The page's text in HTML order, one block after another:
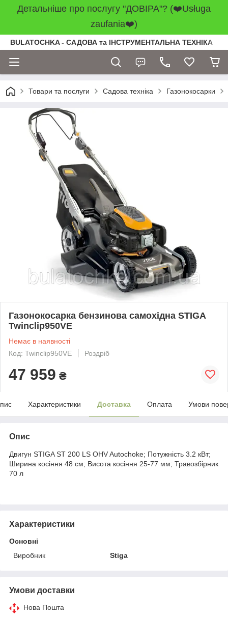
Детальніше про послугу "ДОВІРА"? (❤️Usługa
zaufania❤️)
BULATOCHKA - САДОВА та ІНСТРУМЕНТАЛЬНА ТЕХНІКА
Товари та послуги Садова техніка Газонокосарки
Газонокосарка бензинова самохідна STIGA
Twinclip950VE
Немає в наявності
Код: Twinclip950VE
Роздріб
47 959 ₴
Характеристики Доставка Оплата Умови
Опис
Двигун STIGA ST 200 LS OHV Autochoke; Потужність 3.2 кВт;
Ширина косіння 48 см; Висота косіння 25-77 мм; Травозбірник
70 л
Характеристики
Основні
Виробник
Stiga
Умови доставки
Нова Пошта